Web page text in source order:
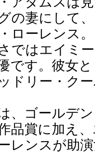
の妻にして
ローレンス
ではエイミ
です。彼女
ドリー・ク
、ゴールデ
品賞に加え
レンスが助